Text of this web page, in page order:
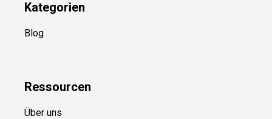
Kategorien
Blog
Ressourcen
Über uns